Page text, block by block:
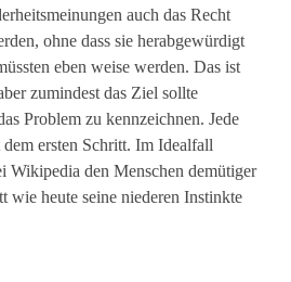
auch das Recht
ohne dass sie herabgewürdigt
eben weise werden. Das ist
zumindest das Ziel sollte
Problem zu kennzeichnen. Jede
ersten Schritt. Im Idealfall
Wikipedia den Menschen demütiger
wie heute seine niederen Instinkte